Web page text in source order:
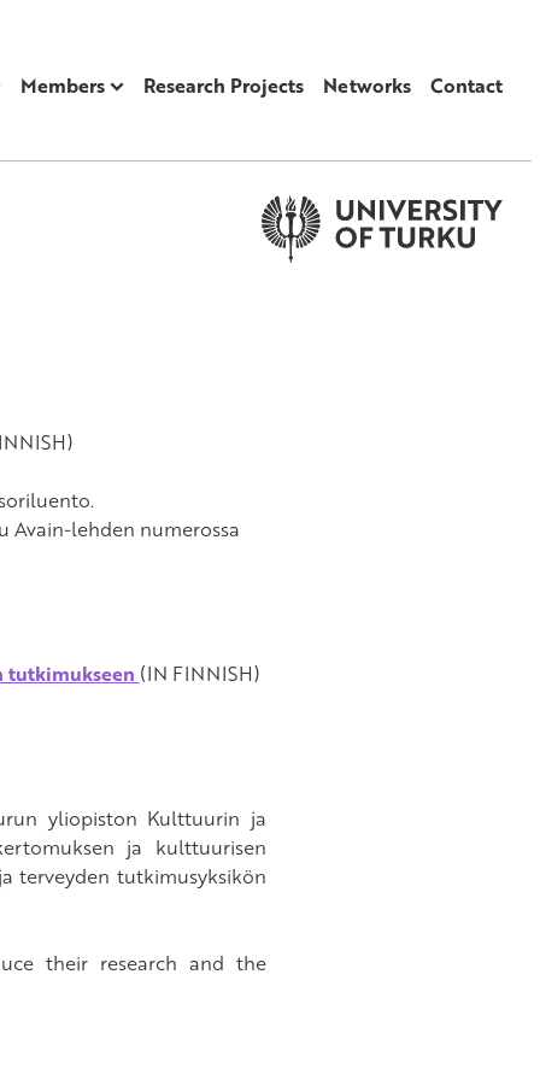
Members Research Projects Networks Contact
Avain-lehden numerossa
tutkimukseen (IN FINNISH)
yliopiston Kulttuurin ja
ja kulttuurisen
terveyden tutkimusyksikön
their research and the